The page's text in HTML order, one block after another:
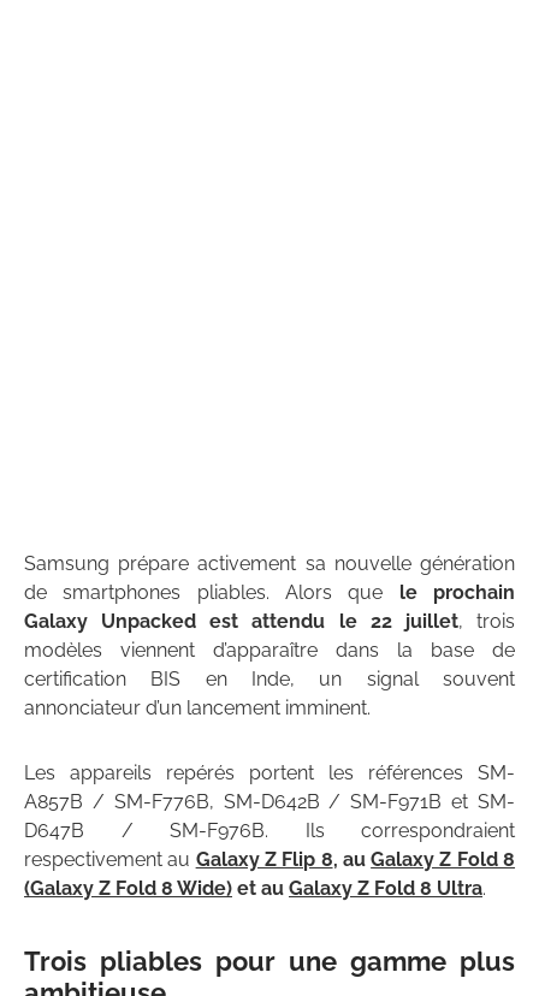
Samsung prépare activement sa nouvelle génération
de smartphones pliables. Alors que le prochain
Galaxy Unpacked est attendu le 22 juillet, trois
modèles viennent d’apparaître dans la base de
certification BIS en Inde, un signal souvent
annonciateur d’un lancement imminent.
Les appareils repérés portent les références SM-
A857B / SM-F776B, SM-D642B / SM-F971B et SM-
D647B / SM-F976B. Ils correspondraient
respectivement au Galaxy Z Flip 8, auGalaxy Z Fold 8
(Galaxy Z Fold 8 Wide) et au Galaxy Z Fold 8 Ultra.
Trois pliables pour une gamme plus